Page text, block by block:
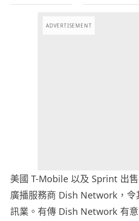
ADVERTISEMENT
美國 T-Mobile 以及 Sprint 出
廣播服務商 Dish Network，令
訊業。有傳 Dish Network 有